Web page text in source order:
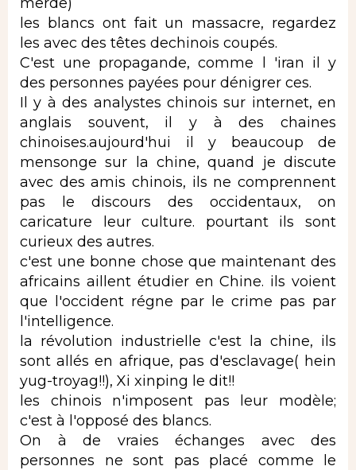
les blancs ont fait un massacre, regardez
les avec des têtes dechinois coupés.
C'est une propagande, comme l 'iran il y
des personnes payées pour dénigrer ces.
Il y à des analystes chinois sur internet, en
anglais souvent, il y à des chaines
chinoises.aujourd'hui il y beaucoup de
mensonge sur la chine, quand je discute
avec des amis chinois, ils ne comprennent
pas le discours des occidentaux, on
caricature leur culture. pourtant ils sont
curieux des autres.
c'est une bonne chose que maintenant des
africains aillent étudier en Chine. ils voient
que l'occident régne par le crime pas par
l'intelligence.
la révolution industrielle c'est la chine, ils
sont allés en afrique, pas d'esclavage( hein
yug-troyag!!), Xi xinping le dit!!
les chinois n'imposent pas leur modèle;
c'est à l'opposé des blancs.
On à de vraies échanges avec des
personnes ne sont pas placé comme le